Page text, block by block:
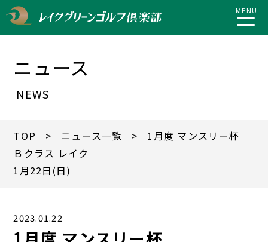
MENU
ニュース
NEWS
TOP > ニュース一覧
> 1月度 マンスリー杯
Ｂクラス レイク
1月22日(日)
2023.01.22